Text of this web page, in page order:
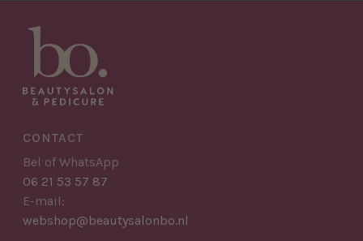
CONTACT
Bel of WhatsApp
06 21 53 57 87
E-mail:
webshop@beautysalonbo.nl